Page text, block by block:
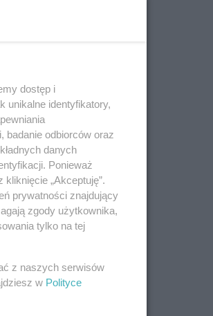
dostęp i
unikalne identyfikatory,
badanie odbiorców oraz
danych
Ponieważ
„Akceptuję”.
prywatności znajdujący
zgody użytkownika,
tylko na tej
z naszych serwisów
w Polityce